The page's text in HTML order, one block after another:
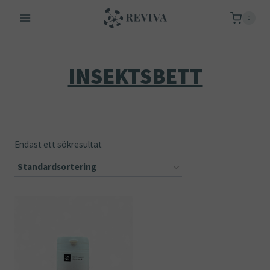
0
INSEKTSBETT
Endast ett sökresultat